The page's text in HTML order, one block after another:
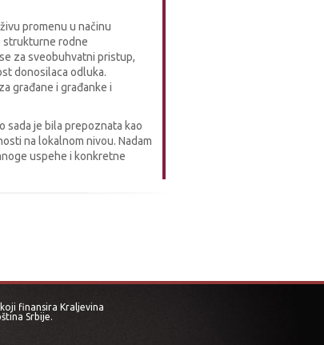
promenu u načinu
strukturne rodne
za sveobuhvatni pristup,
donosilaca odluka.
građane i građanke i
sada je bila prepoznata kao
na lokalnom nivou. Nadam
uspehe i konkretne
finansira Kraljevina
Srbije.